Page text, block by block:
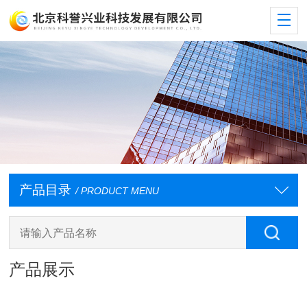
产品目录 / PRODUCT MENU
产品展示